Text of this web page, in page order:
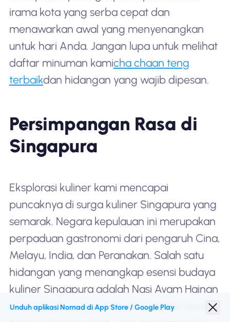
irama kota yang serba cepat dan
menawarkan awal yang menyenangkan
untuk hari Anda. Jangan lupa untuk melihat
daftar minuman kamicha chaan teng
terbaikdan hidangan yang wajib dipesan.
Persimpangan Rasa di
Singapura
Eksplorasi kuliner kami mencapai
puncaknya di surga kuliner Singapura yang
semarak. Negara kepulauan ini merupakan
perpaduan gastronomi dari pengaruh Cina,
Melayu, India, dan Peranakan. Salah satu
hidangan yang menangkap esensi budaya
kuliner Singapura adalah Nasi Ayam Hainan
—hidangan yang tampaknya sederhana
Unduh aplikasi Nomad di App Store / Google Play